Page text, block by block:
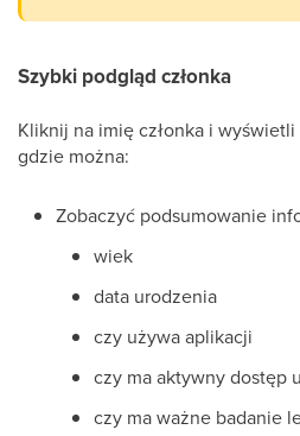
Szybki podgląd członka
Kliknij na imię członka i
gdzie można:
Zobaczyć podsumowanie
wiek
data urodzenia
czy używa aplikacji
czy ma aktywny dostęp
czy ma ważne badanie